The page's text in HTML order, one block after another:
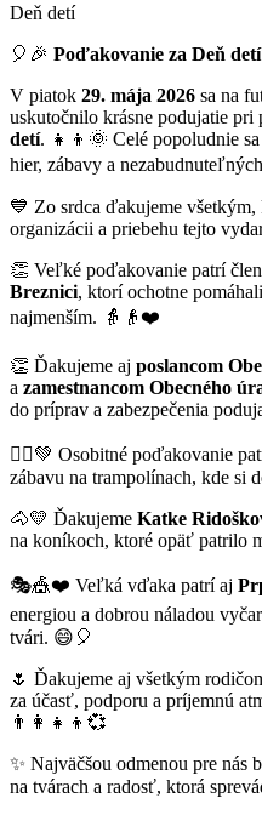
Deň detí
🎈🎉 Poďakovanie za Deň
V piatok 29. mája 2026 sa na
uskutočnilo krásne podujatie pri
detí. 👧👦🌞 Celé popoludnie
hier, zábavy a
💙 Zo srdca ďakujeme
organizácii a priebehu tejto
👏 Veľké poďakovanie patrí
Breznici, ktorí ochotne
najmenším. 👵👴❤️
👏 Ďakujeme aj poslancom
a zamestnancom Obecného
do príprav a zabezpečenia
🤸‍♀️💚 Osobitné poďakovanie
zábavu na trampolínach, kde si
🐴💛 Ďakujeme Katke
na koníkoch, ktoré opäť patrilo
🎭🎪❤️ Veľká vďaka patrí aj
energiou a dobrou náladou
tvári. 😄🎈
🌷 Ďakujeme aj všetkým
za účasť, podporu a príjemnú
👨‍👩‍👧‍👦💞
✨ Najväčšou odmenou pre nás
na tvárach a radosť, ktorá